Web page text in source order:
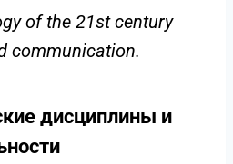
of the 21st century
communication.
дисциплины и